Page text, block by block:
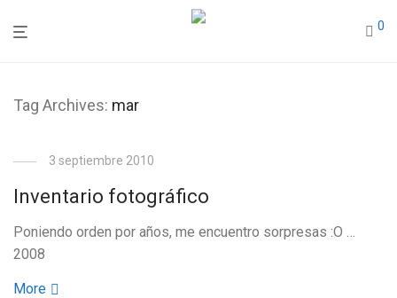
0
Tag Archives: mar
3 septiembre 2010
Inventario fotográfico
Poniendo orden por años, me encuentro sorpresas :O …
2008
More